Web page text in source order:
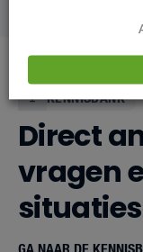
KENNISBANK
Direct
vragen
situaties
GA NAAR DE